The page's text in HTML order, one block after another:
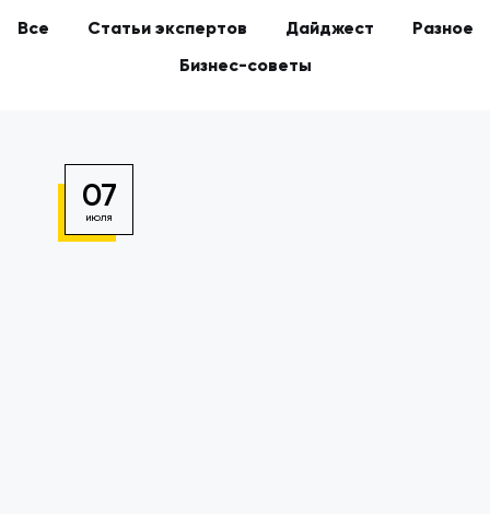
Все Статьи экспертов Дайджест
Разное
Бизнес-советы
07
ИЮЛЯ